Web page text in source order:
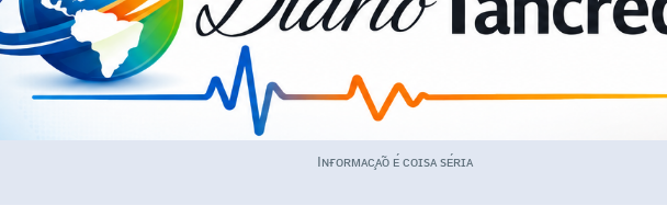
Iɴғᴏʀᴍᴀᴄ̧ᴀ̃ᴏ ᴇ́ ᴄᴏɪsᴀ sᴇ́ʀɪᴀ